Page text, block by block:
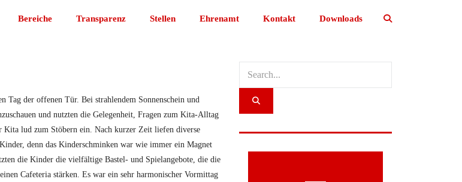
Bereiche Transparenz Stellen Ehrenamt Kontakt Downloads
Tag der offenen Tür. Bei strahlendem Sonnenschein und
und nutzten die Gelegenheit, Fragen zum Kita-Alltag
lud zum Stöbern ein. Nach kurzer Zeit liefen diverse
denn das Kinderschminken war wie immer ein Magnet
die Kinder die vielfältige Bastel- und Spielangebote, die die
Cafeteria stärken. Es war ein sehr harmonischer Vormittag